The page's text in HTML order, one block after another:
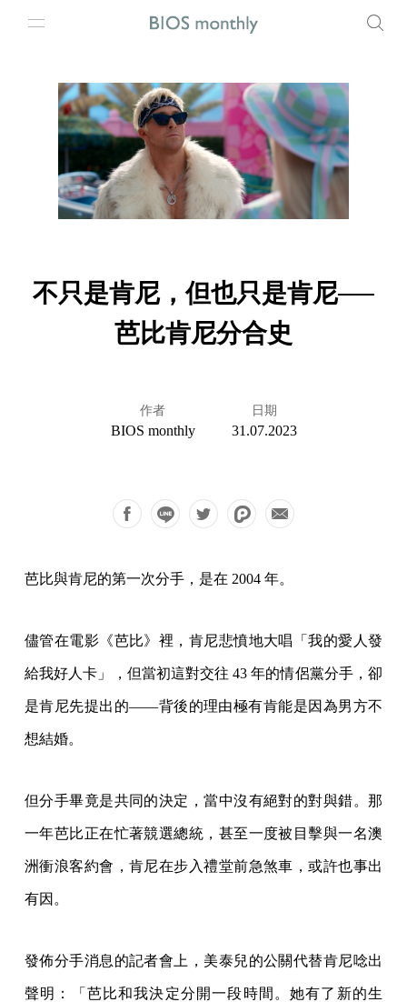
不只是肯尼，但也只是肯尼──
芭比肯尼分合史
作者
BIOS monthly
日期
31.07.2023
芭比與肯尼的第一次分手，是在 2004 年。
儘管在電影《芭比》裡，肯尼悲憤地大唱「我的愛人發
給我好人卡」，但當初這對交往 43 年的情侶黨分手，卻
是肯尼先提出的——背後的理由極有肯能是因為男方不
想結婚。
但分手畢竟是共同的決定，當中沒有絕對的對與錯。那
一年芭比正在忙著競選總統，甚至一度被目擊與一名澳
洲衝浪客約會，肯尼在步入禮堂前急煞車，或許也事出
有因。
發佈分手消息的記者會上，美泰兒的公關代替肯尼唸出
聲明：「芭比和我決定分開一段時間。她有了新的生